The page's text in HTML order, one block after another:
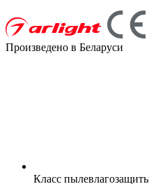
Произведено в Беларуси
Класс